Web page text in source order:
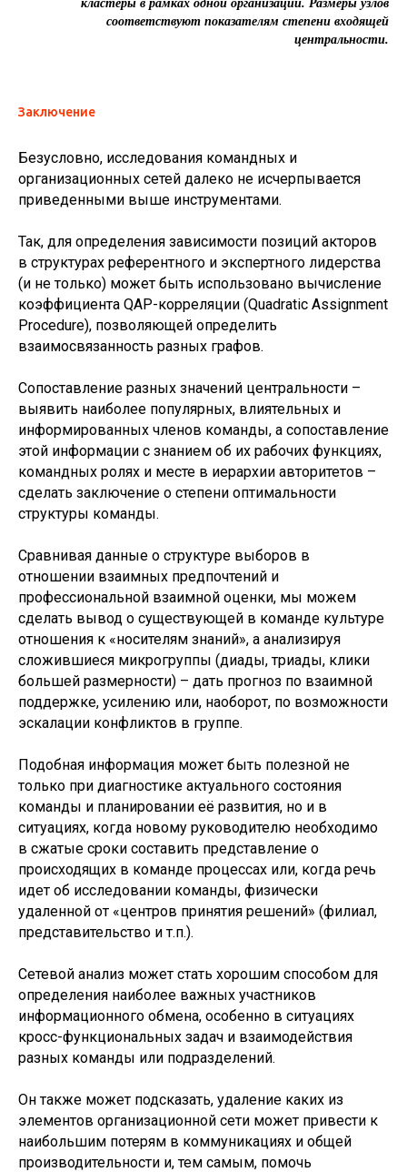
кластеры в рамках одной организации. Размеры узлов
соответствуют показателям степени входящей
центральности.
Заключение
Безусловно, исследования командных и
организационных сетей далеко не исчерпывается
приведенными выше инструментами.
Так, для определения зависимости позиций акторов
в структурах референтного и экспертного лидерства
(и не только) может быть использовано вычисление
коэффициента QAP-корреляции (Quadratic Assignment
Procedure), позволяющей определить
взаимосвязанность разных графов.
Сопоставление разных значений центральности –
выявить наиболее популярных, влиятельных и
информированных членов команды, а сопоставление
этой информации с знанием об их рабочих функциях,
командных ролях и месте в иерархии авторитетов –
сделать заключение о степени оптимальности
структуры команды.
Сравнивая данные о структуре выборов в
отношении взаимных предпочтений и
профессиональной взаимной оценки, мы можем
сделать вывод о существующей в команде культуре
отношения к «носителям знаний», а анализируя
сложившиеся микрогруппы (диады, триады, клики
большей размерности) – дать прогноз по взаимной
поддержке, усилению или, наоборот, по возможности
эскалации конфликтов в группе.
Подобная информация может быть полезной не
только при диагностике актуального состояния
команды и планировании её развития, но и в
ситуациях, когда новому руководителю необходимо
в сжатые сроки составить представление о
происходящих в команде процессах или, когда речь
идет об исследовании команды, физически
удаленной от «центров принятия решений» (филиал,
представительство и т.п.).
Сетевой анализ может стать хорошим способом для
определения наиболее важных участников
информационного обмена, особенно в ситуациях
кросс-функциональных задач и взаимодействия
разных команды или подразделений.
Он также может подсказать, удаление каких из
элементов организационной сети может привести к
наибольшим потерям в коммуникациях и общей
производительности и, тем самым, помочь